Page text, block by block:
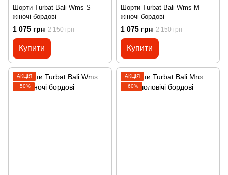
Шорти Turbat Bali Wms S
жіночі бордові
1 075 грн 2 150 грн
Купити
Шорти Turbat Bali Wms M
жіночі бордові
1 075 грн 2 150 грн
Купити
АКЦІЯ
−50%
АКЦІЯ
−60%